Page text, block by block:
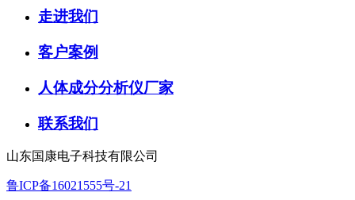
走进我们
客户案例
人体成分分析仪厂家
联系我们
山东国康电子科技有限公司
鲁ICP备16021555号-21